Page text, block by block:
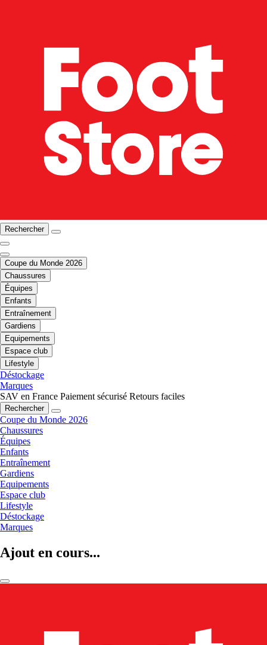
Rechercher
Coupe du Monde 2026
Chaussures
Équipes
Enfants
Entraînement
Gardiens
Equipements
Espace club
Lifestyle
Déstockage
Marques
SAV en France Paiement sécurisé Retours faciles
Rechercher
Coupe du Monde 2026
Chaussures
Équipes
Enfants
Entraînement
Gardiens
Equipements
Espace club
Lifestyle
Déstockage
Marques
Ajout en cours...